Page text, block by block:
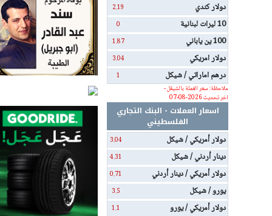
دولار كندي 2.19
10 ليرات لبنانية 0
100 ين ياباني 1.87
دولار امريكي 3.04
درهم اماراتي / شيكل
1
ملاحظة: سعر العملة بالشيقل -
اخر تحديث 2026-08-07
اسعار العملات - البنك التجاري
الفلسطيني
دولار أمريكي / شيكل
3.04
دينار أردني / شيكل 4.31
دولار أمريكي / دينار أردني 0.71
يورو / شيكل 3.5
دولار أمريكي / يورو 1.1